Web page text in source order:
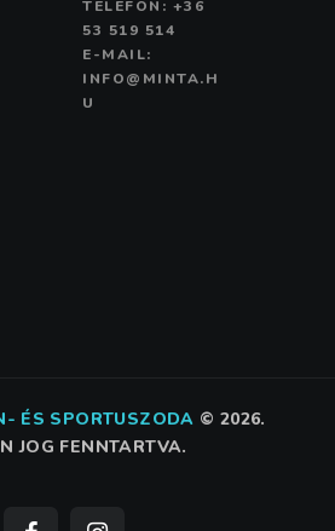
TELEFON: +36
53 519 514
E-MAIL:
INFO@MINTA.H
U
ÉS SPORTUSZODA © 2026.
JOG FENNTARTVA.